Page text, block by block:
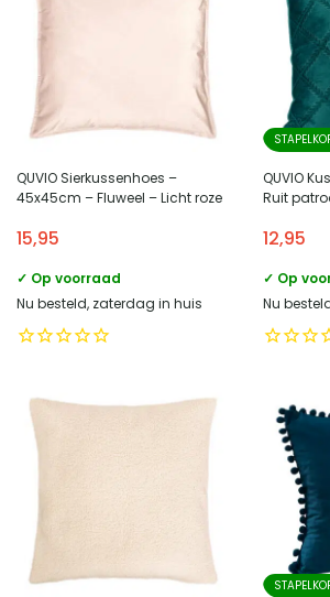
QUVIO Sierkussenhoes –
45x45cm – Fluweel – Licht roze
15,95
✓ Op voorraad
Nu besteld, zaterdag in huis
QUVIO
Ruit
12,95
✓ Op
Nu